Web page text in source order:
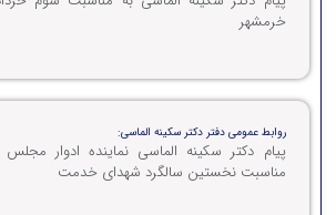
خرمشهر
روابط عمومی دفتر دکتر سکینه الماسی:
پیام دکتر سکینه الماسی نماینده ادوار
مناسبت نخستین سالگرد شهدای خدمت